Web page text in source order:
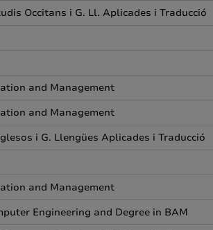
Occitans i G. Ll. Aplicades i Traducció
and Management
and Management
i G. Llengües Aplicades i Traducció
and Management
Engineering and Degree in BAM